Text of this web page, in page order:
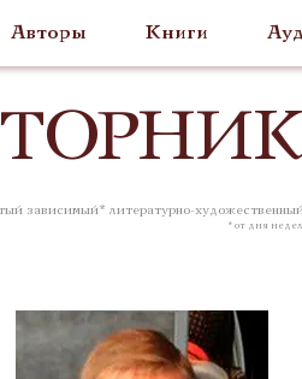
Авторы Книги
НИК
зависимый* литературно-
* от дня